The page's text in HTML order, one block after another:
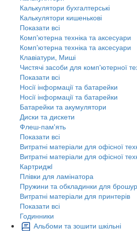
Калькулятори бухгалтерські
Калькулятори кишенькові
Показати всі
Комп'ютерна техніка та аксесуари
Комп'ютерна техніка та аксесуари
Клавіатури, Миші
Чистячі засоби для комп'ютерної
Показати всі
Носії інформації та батарейки
Носії інформації та батарейки
Батарейки та акумулятори
Диски та дискети
Флеш-пам'ять
Показати всі
Витратні матеріали для офісної
Витратні матеріали для офісної
Картриджi
Плівки для ламінатора
Пружини та обкладинки для
Витратні матеріали для принтерів
Показати всі
Годинники
Альбоми та зошити шкільні